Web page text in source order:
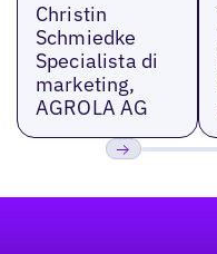
Christin
Schmiedke
Specialista di
marketing,
AGROLA AG